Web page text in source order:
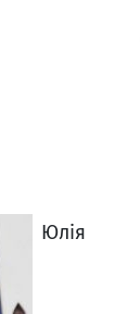
Юлія